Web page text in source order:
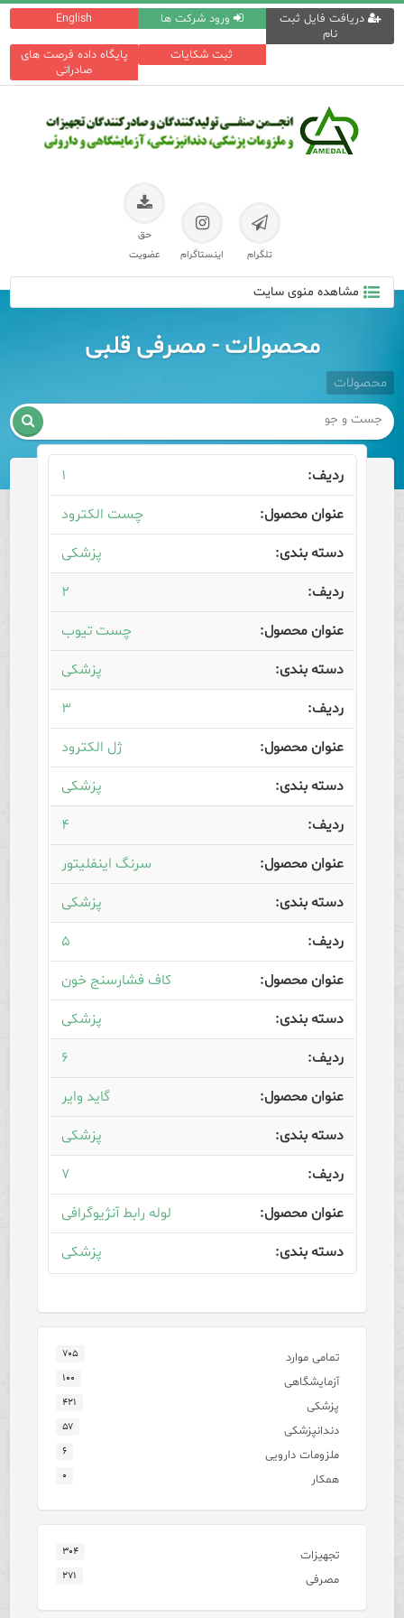
English ورود شرکت ها
دریافت فایل ثبت
نام
پایگاه داده فرصت های
صادراتی
ثبت شکایات
تلگرام اینستاگرام
حق
عضویت
مشاهده منوی سایت
محصولات - مصرفی قلبی
محصولات

۱
چست الکترود
پزشکی
۲
چست تیوب
پزشکی
۳
ژل الکترود
پزشکی
۴
سرنگ اینفلیتور
پزشکی
۵
کاف فشارسنج خون
پزشکی
۶
گاید وایر
پزشکی
۷
لوله رابط آنژیوگرافی
پزشکی
تمامی موارد ۷۰۵
آزمایشگاهی ۱۰۰
پزشکی ۴۲۱
دندانپزشکی ۵۷
ملزومات دارویی ۶
همکار ۰
تجهیزات ۳۰۴
مصرفی ۲۷۱